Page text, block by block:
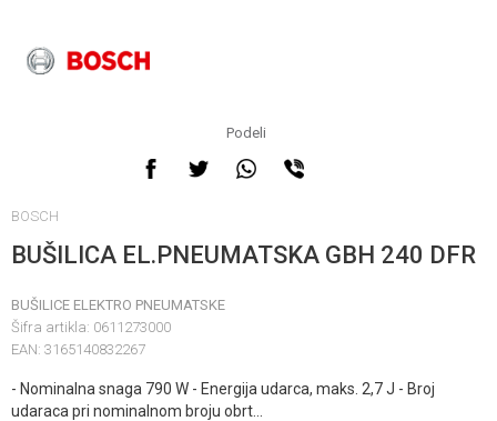
Podeli
BOSCH
BUŠILICA EL.PNEUMATSKA GBH 240 DFR
BUŠILICE ELEKTRO PNEUMATSKE
Šifra artikla: 0611273000
EAN: 3165140832267
- Nominalna snaga 790 W - Energija udarca, maks. 2,7 J - Broj
udaraca pri nominalnom broju obrt